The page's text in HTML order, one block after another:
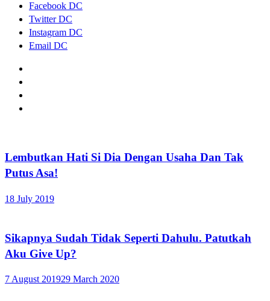
Facebook DC
Twitter DC
Instagram DC
Email DC
Lembutkan Hati Si Dia Dengan Usaha Dan Tak
Putus Asa!
18 July 2019
Sikapnya Sudah Tidak Seperti Dahulu. Patutkah
Aku Give Up?
7 August 201929 March 2020